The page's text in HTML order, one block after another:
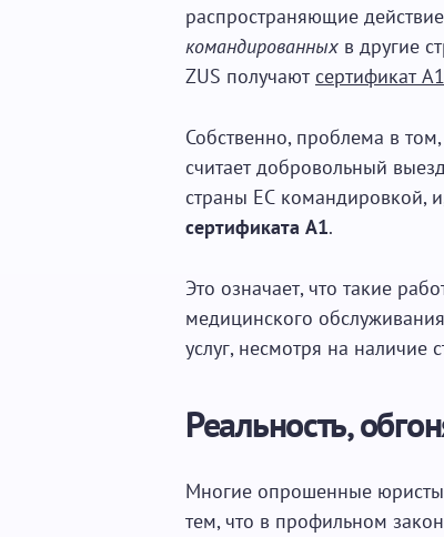
распространяющие
командированных в другие
ZUS получают сертификат A1
Собственно, проблема в
считает добровольный
страны ЕС командировкой,
сертификата A1.
Это означает, что такие
медицинского
услуг, несмотря на наличие
Реальность,
Многие опрошенные
тем, что в профильном